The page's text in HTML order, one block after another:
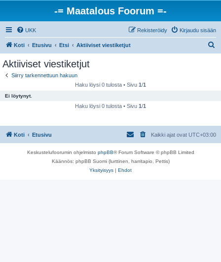
-= Maatalous Foorum =-
UKK Kirjaudu sisään
Rekisteröidy
Koti Etusivu Etsi Aktiiviset viestiketjut
Aktiiviset viestiketjut
Siirry tarkennettuun hakuun
Haku löysi 0 tulosta • Sivu 1/1
Ei löytynyt.
Haku löysi 0 tulosta • Sivu 1/1
Koti Etusivu Kaikki ajat ovat UTC+03:00
Keskustelufoorumin ohjelmisto phpBB® Forum Software © phpBB Limited
Käännös: phpBB Suomi (lurttinen, harritapio, Pettis)
Yksityisyys | Ehdot